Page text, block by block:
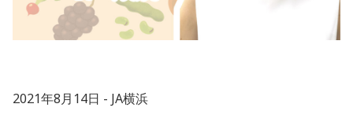
2021年8月14日 JA横浜